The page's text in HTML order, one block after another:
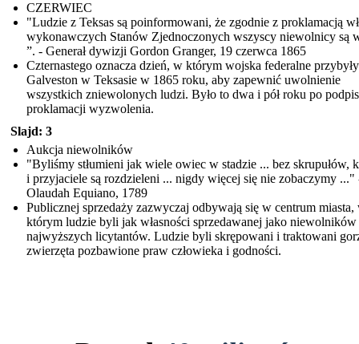
CZERWIEC
"Ludzie z Teksas są poinformowani, że zgodnie z proklamacją
wykonawczych Stanów Zjednoczonych wszyscy niewolnicy są
”. - Generał dywizji Gordon Granger, 19 czerwca 1865
Czternastego oznacza dzień, w którym wojska federalne
Galveston w Teksasie w 1865 roku, aby zapewnić uwolnienie
wszystkich zniewolonych ludzi. Było to dwa i pół roku po
proklamacji wyzwolenia.
Slajd: 3
Aukcja niewolników
"Byliśmy stłumieni jak wiele owiec w stadzie ... bez skrupułów,
i przyjaciele są rozdzieleni ... nigdy więcej się nie zobaczymy ..."
Olaudah Equiano, 1789
Publicznej sprzedaży zazwyczaj odbywają się w centrum miasta,
którym ludzie byli jak własności sprzedawanej jako niewolników
najwyższych licytantów. Ludzie byli skrępowani i traktowani
zwierzęta pozbawione praw człowieka i godności.